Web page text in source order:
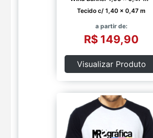
Tecido c/ 1,40 x 0,47 m
a partir de:
R$ 149,90
Visualizar Produto